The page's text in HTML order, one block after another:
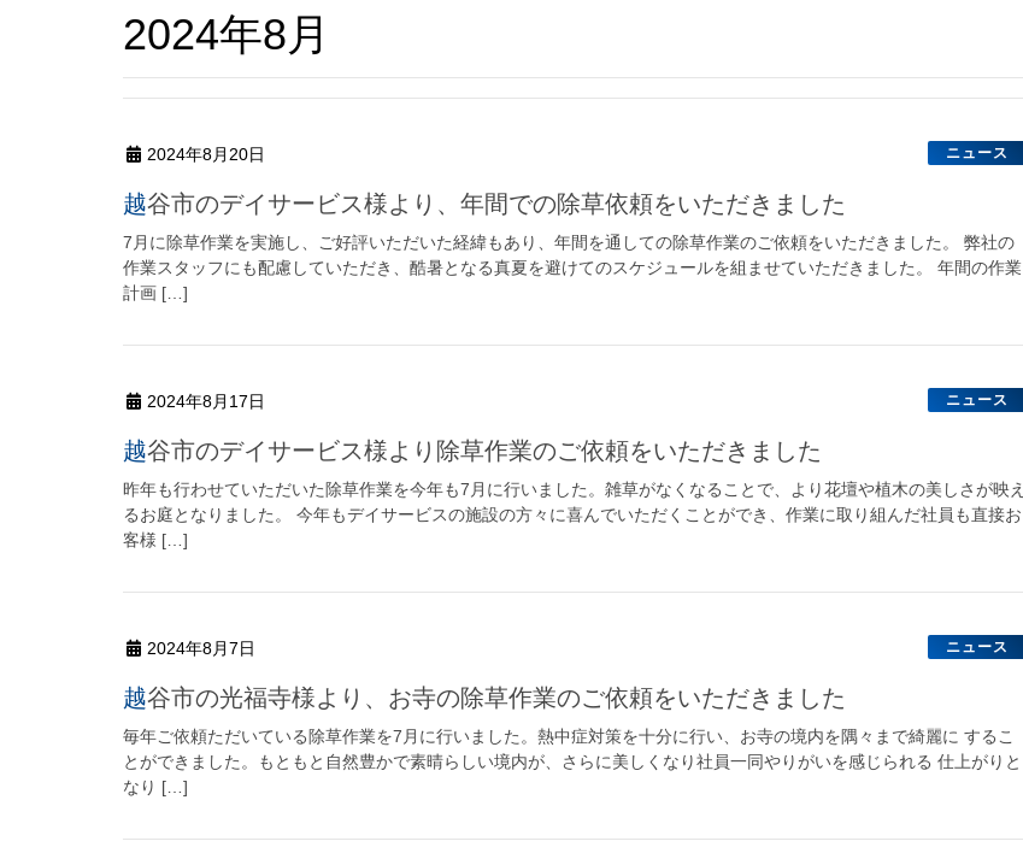
2024年8月
2024年8月20日 ニュース
越谷市のデイサービス様より、年間での除草依頼をいただきました
7月に除草作業を実施し、ご好評いただいた経緯もあり、年間を通しての除草作業のご依頼をいただきました。 弊社の
作業スタッフにも配慮していただき、酷暑となる真夏を避けてのスケジュールを組ませていただきました。 年間の作業
計画 […]
2024年8月17日 ニュース
越谷市のデイサービス様より除草作業のご依頼をいただきました
昨年も行わせていただいた除草作業を今年も7月に行いました。雑草がなくなることで、より花壇や植木の美しさが映え
るお庭となりました。 今年もデイサービスの施設の方々に喜んでいただくことができ、作業に取り組んだ社員も直接お
客様 […]
2024年8月7日 ニュース
越谷市の光福寺様より、お寺の除草作業のご依頼をいただきました
毎年ご依頼ただいている除草作業を7月に行いました。熱中症対策を十分に行い、お寺の境内を隅々まで綺麗に するこ
とができました。もともと自然豊かで素晴らしい境内が、さらに美しくなり社員一同やりがいを感じられる 仕上がりと
なり […]